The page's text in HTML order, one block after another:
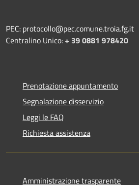
PEC: protocollo@pec.comune.troia.fg.it
Centralino Unico:+ 39 0881 978420
Prenotazione appuntamento
Segnalazione disservizio
Leggi le FAQ
Richiesta assistenza
Amministrazione trasparente